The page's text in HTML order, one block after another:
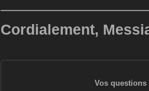
Cordialement,
Vos questions